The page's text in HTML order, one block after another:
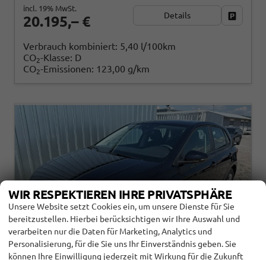
20.195,– €
incl. 19% MwSt.
Details
Verbrauch kombiniert: 5,40 l/100km
CO2-Klasse: D
CO2-Emissionen: 123,00 g/km
WIR RESPEKTIEREN IHRE PRIVATSPHÄRE
Unsere Website setzt Cookies ein, um unsere Dienste für Sie
bereitzustellen. Hierbei berücksichtigen wir Ihre Auswahl und
verarbeiten nur die Daten für Marketing, Analytics und
Personalisierung, für die Sie uns Ihr Einverständnis geben. Sie
können Ihre Einwilligung jederzeit mit Wirkung für die Zukunft